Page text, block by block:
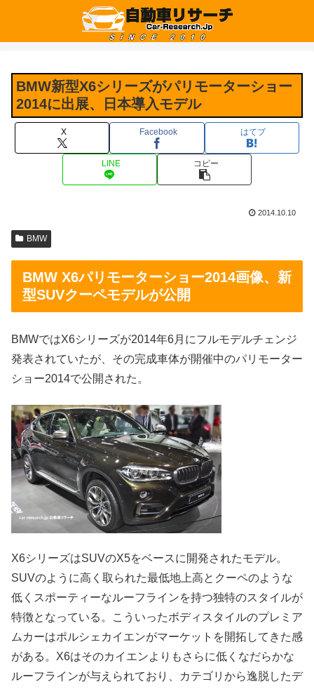
BMW新型X6シリーズがパリモーターショー
2014に出展、日本導入モデル
X Facebook はてブ
LINE コピー
2014.10.10
BMW
BMW X6パリモーターショー2014画像、新
型SUVクーペモデルが公開
BMWではX6シリーズが2014年6月にフルモデルチェンジ
発表されていたが、その完成車体が開催中のパリモーター
ショー2014で公開された。
X6シリーズはSUVのX5をベースに開発されたモデル。
SUVのように高く取られた最低地上高とクーペのような
低くスポーティーなルーフラインを持つ独特のスタイルが
特徴となっている。こういったボディスタイルのプレミア
ムカーはポルシェカイエンがマーケットを開拓してきた感
がある。X6はそのカイエンよりもさらに低くなだらかな
ルーフラインが与えられており、カテゴリから逸脱したデ